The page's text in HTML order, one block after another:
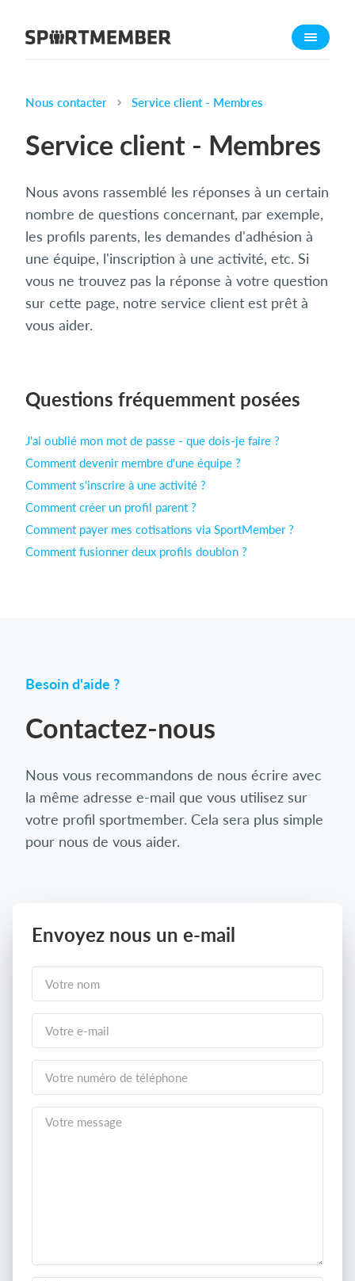
À propos de sportmember
Fonctionnalités
Collecte de cotisations
Module de site Web
Application sportive
Boutique en ligne
Combien ça coûte ?
Se connecter
Nous contacter Service client - Membres
Service client - Membres
Nous avons rassemblé les réponses à un certain
nombre de questions concernant, par exemple,
les profils parents, les demandes d'adhésion à
une équipe, l'inscription à une activité, etc. Si
vous ne trouvez pas la réponse à votre question
sur cette page, notre service client est prêt à
vous aider.
Questions fréquemment posées
J'ai oublié mon mot de passe - que dois-je faire ?
Comment devenir membre d'une équipe ?
Comment s'inscrire à une activité ?
Comment créer un profil parent ?
Comment payer mes cotisations via SportMember ?
Comment fusionner deux profils doublon ?
Besoin d'aide ?
Contactez-nous
Nous vous recommandons de nous écrire avec
la même adresse e-mail que vous utilisez sur
votre profil sportmember. Cela sera plus simple
pour nous de vous aider.
Envoyez nous un e-mail